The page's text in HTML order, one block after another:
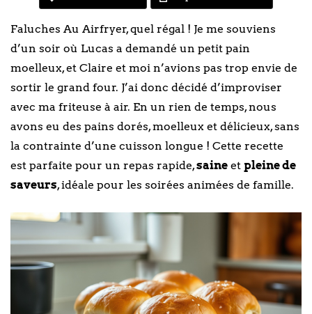
Faluches Au Airfryer, quel régal ! Je me souviens
d’un soir où Lucas a demandé un petit pain
moelleux, et Claire et moi n’avions pas trop envie de
sortir le grand four. J’ai donc décidé d’improviser
avec ma friteuse à air. En un rien de temps, nous
avons eu des pains dorés, moelleux et délicieux, sans
la contrainte d’une cuisson longue ! Cette recette
est parfaite pour un repas rapide,saine et pleine de
saveurs, idéale pour les soirées animées de famille.